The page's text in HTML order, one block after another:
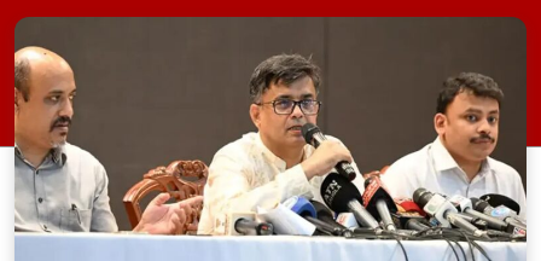
সার্ভিস একাডেমিতে ব্রিফিংয়ে তিনি এ তথ্য
জানান। আসন্ন নির্বাচন ইস্যুতে শফিকুল আলম
বলেন, ‘জাতীয় সংসদ নির্বাচনে নিরাপত্তা নিশ্চিত
করার জন্যই বডি ক্যাম কেনা হচ্ছে।’ […]